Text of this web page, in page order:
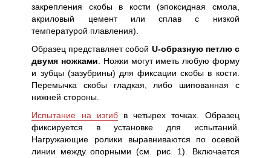
закрепления скобы в кости (эпоксидная смола,
акриловый цемент или сплав с низкой
температурой плавления).
Образец представляет собой U-образную петлю с
двумя ножками . Ножки могут иметь любую форму
и зубцы (зазубрины) для фиксации скобы в кости.
Перемычка скобы гладкая, либо шипованная с
нижней стороны.
Испытание на изгибв четырех точках. Образец
фиксируется в установке для испытаний.
Нагружающие ролики выравниваются по осевой
линии между опорными (см. рис. 1). Включается